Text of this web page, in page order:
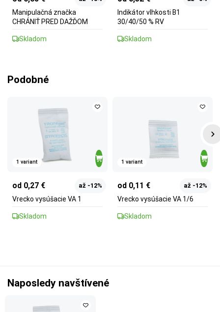
Manipulačná značka
CHRÁNIŤ PRED DAŽĎOM
Skladom
Indikátor vlhkosti B1
30/40/50 % RV
Skladom
Podobné
1 variant
od 0,27 € až -12%
Vrecko vysúšacie VA 1
Skladom
1 variant
od 0,11 € až -12%
Vrecko vysúšacie VA 1/6
Skladom
Naposledy navštívené